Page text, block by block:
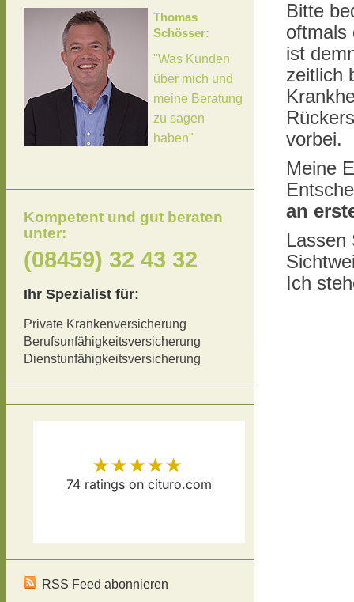
Bitte
oftmals
ist
zeitlich
vorbei.
Meine
an
Lassen
Ich
Thomas
Schösser:
"Was Kunden
über mich und
meine Beratung
zu sagen
haben"
Kompetent und gut beraten
unter:
(08459) 32 43 32
Ihr Spezialist für:
Private Krankenversicherung
Berufsunfähigkeitsversicherung
Dienstunfähigkeitsversicherung
Schösserhas
★★★★★
74 ratings on cituro.com
RSS Feed abonnieren